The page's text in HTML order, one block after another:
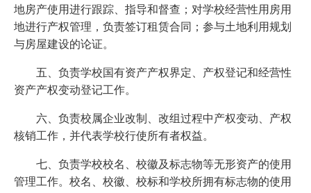
地房产使用进行跟踪、指导和督查；对学校经营性用房用
地进行产权管理，负责签订租赁合同；参与土地利用规划
与房屋建设的论证。
五、负责学校国有资产产权界定、产权登记和经营性
资产产权变动登记工作。
六、负责校属企业改制、改组过程中产权变动、产权
核销工作，并代表学校行使所有者权益。
七、 负责学校校名、校徽及标志物等无形资产的使用
管理工作。校名、校徽、校标和学校所拥有标志物的使用